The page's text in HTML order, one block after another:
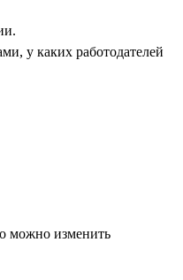
у каких работодателей
можно изменить